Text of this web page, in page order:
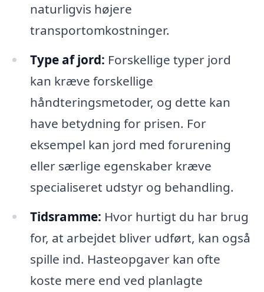
naturligvis højere
transportomkostninger.
Type af jord: Forskellige typer jord
kan kræve forskellige
håndteringsmetoder, og dette kan
have betydning for prisen. For
eksempel kan jord med forurening
eller særlige egenskaber kræve
specialiseret udstyr og behandling.
Tidsramme: Hvor hurtigt du har brug
for, at arbejdet bliver udført, kan også
spille ind. Hasteopgaver kan ofte
koste mere end ved planlagte